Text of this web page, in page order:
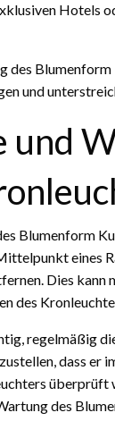
Hotels
des
und
und
Blumenform
eines
Dies
des
regelmäßig
dass
überprüft
des